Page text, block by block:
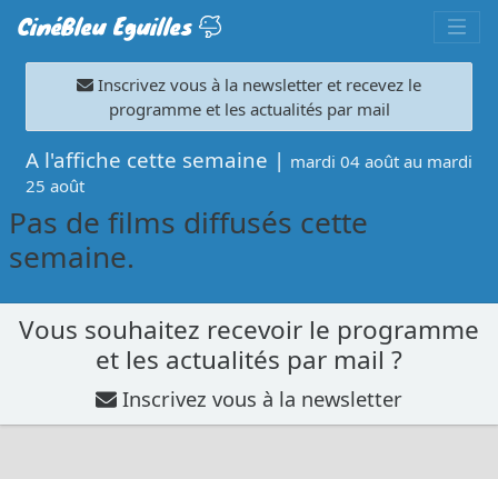
CinéBleu Eguilles
Inscrivez vous à la newsletter et recevez le
programme et les actualités par mail
A l'affiche cette semaine | mardi 04 août au mardi
25 août
Pas de films diffusés cette
semaine.
Vous souhaitez recevoir le programme
et les actualités par mail ?
Inscrivez vous à la newsletter